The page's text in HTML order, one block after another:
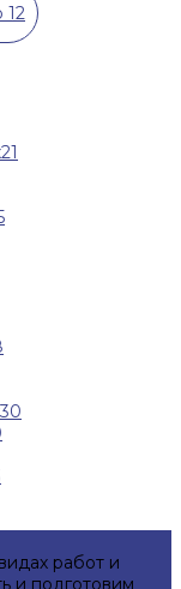
12
работ и
и подготовим